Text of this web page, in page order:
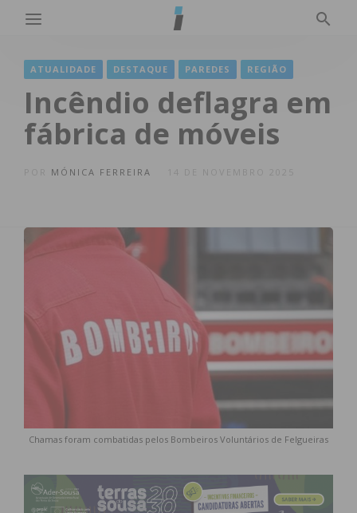
ATUALIDADE DESTAQUE PAREDES REGIÃO
Incêndio deflagra em
fábrica de móveis
MÓNICA FERREIRA 14 DE NOVEMBRO 2025
Chamas foram combatidas pelos Bombeiros Voluntários de Felgueiras